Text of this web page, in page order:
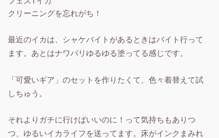
クリーニングを忘れがち！
最近のイカは、シャケバイトがあるときはバイト行って
ます。あとはナワバリゆるゆる塗ってる感じです。
「可愛いギア」のセットを作りたくて、色々着替えて試
しちゅう。
それよりガチに行けばいいのに！って気持ちもありつ
つ、ゆるいイカライフを送ってます。床がインクまみれ